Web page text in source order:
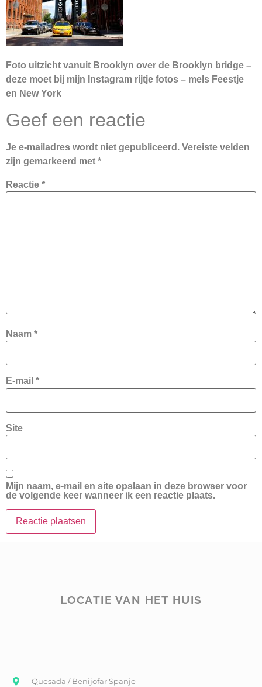
Foto uitzicht vanuit Brooklyn over de Brooklyn bridge –
deze moet bij mijn Instagram rijtje fotos – mels Feestje
en New York
Geef een reactie
Je e-mailadres wordt niet gepubliceerd. Vereiste velden
zijn gemarkeerd met *
Reactie *
Naam *
E-mail *
Site
Mijn naam, e-mail en site opslaan in deze browser voor
de volgende keer wanneer ik een reactie plaats.
LOCATIE VAN HET HUIS
Quesada / Benijofar Spanje